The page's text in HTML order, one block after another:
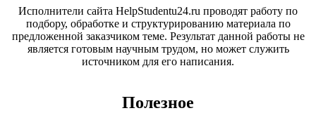
Исполнители сайта HelpStudentu24.ru проводят работу по
подбору, обработке и структурированию материала по
предложенной заказчиком теме. Результат данной работы не
является готовым научным трудом, но может служить
источником для его написания.
Полезное